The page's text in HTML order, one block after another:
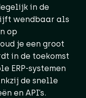
in de
wendbaar als
op
je een groot
in de toekomst
ERP-systemen
de snelle
en API’s.